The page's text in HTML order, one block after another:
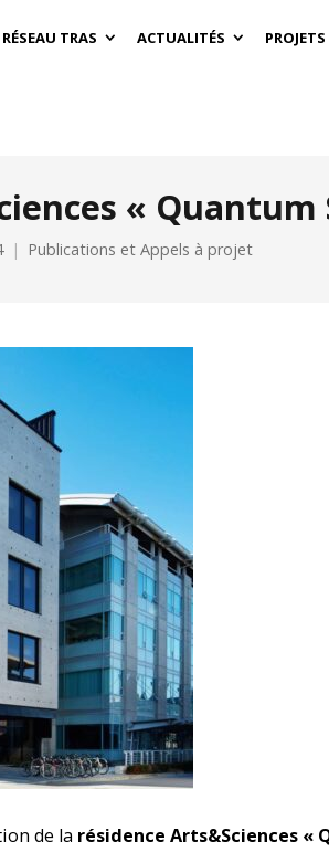
RÉSEAU TRAS ACTUALITÉS
« Quantum
Publications et Appels à projet
de la résidence Arts&Sciences «